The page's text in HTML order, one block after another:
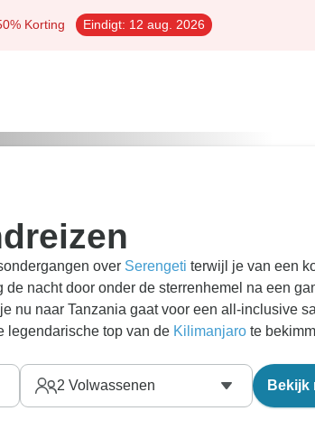
Korting Eindigt: 12 aug. 2026
over Serengeti terwijl je van een
nacht door onder de sterrenhemel na een
nu naar Tanzania gaat voor een all-inclusive
legendarische top van de Kilimanjaro te
heel dichtbij. Volg de Great Rift Valley vanuit
avontuur af met een paar ontspannen dagen
geluk!
2 Volwassenen Bekijk